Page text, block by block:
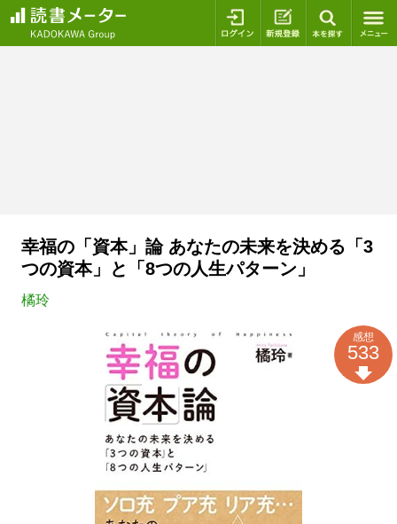
ログイン 新規登録
幸福の「資本」論 あなたの未来を決める「3
つの資本」と「8つの人生パターン」
橘玲
感想
533